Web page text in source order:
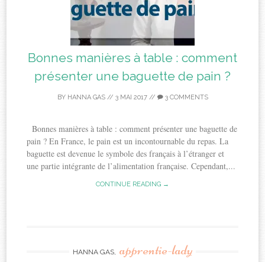
Bonnes manières à table : comment
présenter une baguette de pain ?
BY HANNA GAS// 3 MAI 2017// 3 COMMENTS
Bonnes manières à table : comment présenter une baguette de
pain ? En France, le pain est un incontournable du repas. La
baguette est devenue le symbole des français à l’étranger et
une partie intégrante de l’alimentation française. Cependant,...
CONTINUE READING →
HANNA GAS, apprentie-lady